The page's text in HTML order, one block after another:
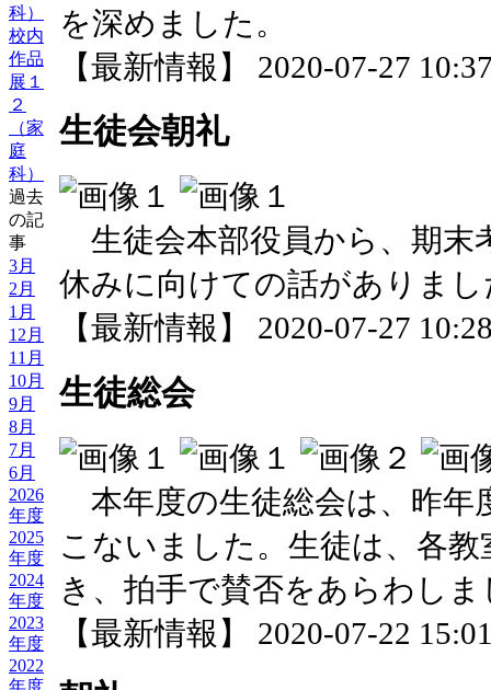
科）
校内
作品
展１
２
（家
庭
科）
過去
の記
事
3月
2月
1月
12月
11月
10月
9月
8月
7月
6月
2026
年度
2025
年度
2024
年度
2023
年度
2022
年度
を深めました。
【最新情報】 2020-07-27
生徒会朝礼
生徒会本部役員から、期末
休みに向けての話がありまし
【最新情報】 2020-07-27
生徒総会
本年度の生徒総会は、昨年
こないました。生徒は、各
き、拍手で賛否をあらわしま
【最新情報】 2020-07-22